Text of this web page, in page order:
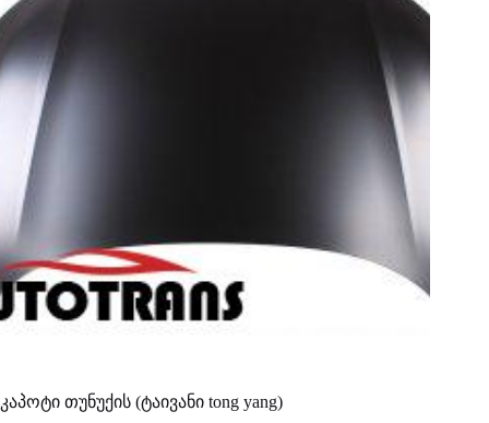
კაპოტი თუნუქის (ტაივანი tong yang)